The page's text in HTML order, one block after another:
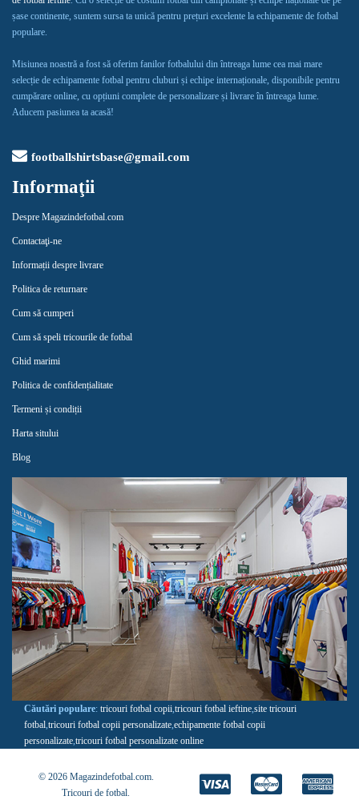
șase continente, suntem sursa ta unică pentru prețuri excelente la echipamente de fotbal
populare.
Misiunea noastră a fost să oferim fanilor fotbalului din întreaga lume cea mai mare
selecție de echipamente fotbal pentru cluburi și echipe internaționale, disponibile pentru
cumpărare online, cu opțiuni complete de personalizare și livrare în întreaga lume.
Aducem pasiunea ta acasă!
footballshirtsbase@gmail.com
Informaţii
Despre Magazindefotbal.com
Contactaţi-ne
Informații despre livrare
Politica de returnare
Cum să cumperi
Cum să speli tricourile de fotbal
Ghid marimi
Politica de confidențialitate
Termeni și condiții
Harta sitului
Blog
Căutări populare: tricouri fotbal copii tricouri fotbal ieftine site tricouri
fotbal tricouri fotbal copii personalizate echipamente fotbal copii
personalizate tricouri fotbal personalizate online
© 2026 Magazindefotbal.com.
Tricouri de fotbal